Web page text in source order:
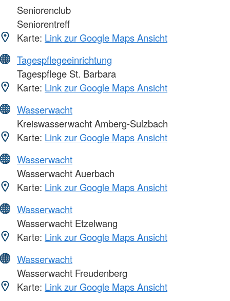
Seniorenclub
Seniorentreff
Karte: Link zur Google Maps Ansicht
Tagespflegeeinrichtung
Tagespflege St. Barbara
Karte: Link zur Google Maps Ansicht
Wasserwacht
Kreiswasserwacht Amberg-Sulzbach
Karte: Link zur Google Maps Ansicht
Wasserwacht
Wasserwacht Auerbach
Karte: Link zur Google Maps Ansicht
Wasserwacht
Wasserwacht Etzelwang
Karte: Link zur Google Maps Ansicht
Wasserwacht
Wasserwacht Freudenberg
Karte: Link zur Google Maps Ansicht